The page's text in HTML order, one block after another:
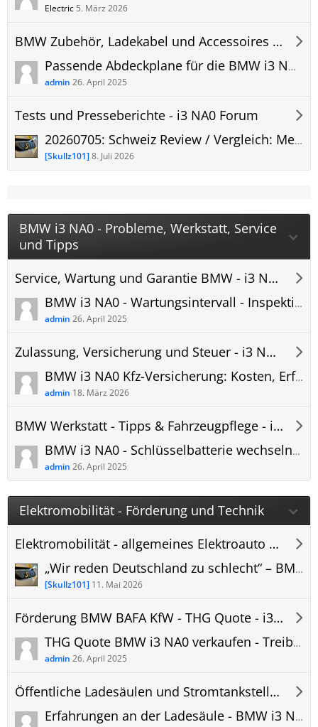
Electric 5. März 2026
BMW Zubehör, Ladekabel und Accessoires - i3 NA0 Forum
Passende Abdeckplane für die BMW i3 NA0 Frontscheibe | Autoabdeckung für Frost/Schnee
admin 26. April 2025
Tests und Presseberichte - i3 NA0 Forum
20260705: Schweiz Review / Vergleich: Mercedes C-Klasse EQ vs. BMW i3 Wer baut das bessere Auto fürs Elektrozeitalter?
[Skullz101] 8. Juli 2026
BMW i3 NA0 - Probleme, Werkstatt, Service
und Tipps
Service, Wartung und Garantie BMW - i3 NA0 Forum
BMW i3 NA0 - Wartungsintervall - Inspektionsintervall - Wartungsplan PDF
admin 26. April 2025
Zulassung, Versicherung und Steuer - i3 NA0 Forum
BMW i3 NA0 Kfz-Versicherung: Kosten, Erfahrungen und Versicherungsvergleich
admin 18. März 2026
BMW Werkstatt - Tipps & Fahrzeugpflege - i3 NA0 Forum
BMW i3 NA0 - Schlüsselbatterie wechseln - Autoschlüssel Batterie leer
admin 26. April 2025
Elektromobilität - Förderung und Technik
Elektromobilität - allgemeines Elektroauto Forum
„Wir reden Deutschland zu schlecht“ – BMW‑Personalchefin über die notwendige Transformation.
[Skullz101] 11. Mai 2026
Förderung BMW BAFA KfW - THG Quote - i3 NA0 Forum
THG Quote BMW i3 NA0 verkaufen - Treibhausgas CO2 - Vergleich Prämie Forum
admin 26. April 2025
Öffentliche Ladesäulen und Stromtankstellen
Erfahrungen an der Ladesäule - BMW i3 NA0 laden - Bilder und Erkenntnisse - Ladestation, öffentlich.